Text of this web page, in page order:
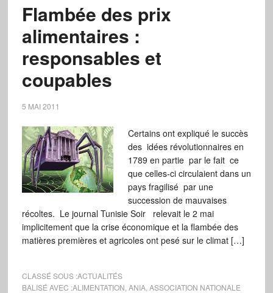
Flambée des prix
alimentaires :
responsables et
coupables
5 MAI 2011
Certains ont expliqué le succès
des idées révolutionnaires en
1789 en partie par le fait ce
que celles-ci circulaient dans un
pays fragilisé par une
succession de mauvaises
récoltes. Le journal Tunisie Soir relevait le 2 mai
implicitement que la crise économique et la flambée des
matières premières et agricoles ont pesé sur le climat […]
CLASSÉ SOUS :ACTUALITÉS
BALISÉ AVEC :ALIMENTATION ANIA, ASSOCIATION NATIONALE